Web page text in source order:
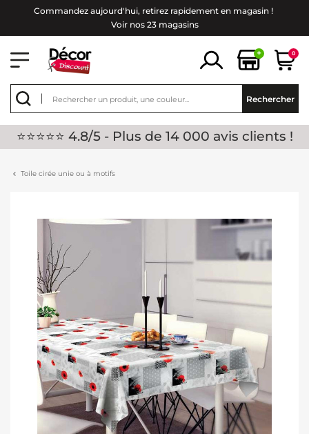
Commandez aujourd'hui, retirez rapidement en magasin !
Voir nos 23 magasins
+ 0
Rechercher
⭐⭐⭐⭐⭐ 4.8/5 - Plus de 14 000 avis clients !
Toile cirée unie ou à motifs